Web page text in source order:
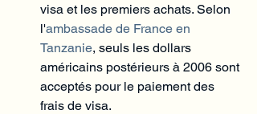
visa et les premiers achats. Selon
l'ambassade de France en
Tanzanie, seuls les dollars
américains postérieurs à 2006 sont
acceptés pour le paiement des
frais de visa.